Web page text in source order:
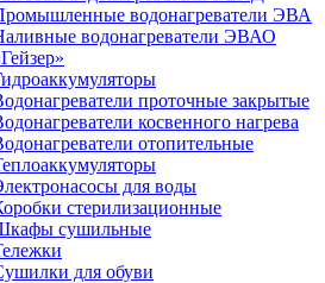
водонагреватели ЭВА
водонагреватели ЭВАО
проточные закрытые
косвенного нагрева
отопительные
для воды
стерилизационные
сушильные
для обуви